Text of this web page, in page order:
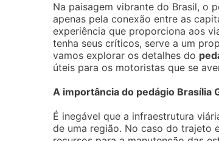
Na paisagem vibrante do Brasil, o
apenas pela conexão entre as
experiência que proporciona aos
tenha seus críticos, serve a um
vamos explorar os detalhes do
úteis para os motoristas que se
A importância do pedágio Brasília
É inegável que a infraestrutura
de uma região. No caso do trajeto